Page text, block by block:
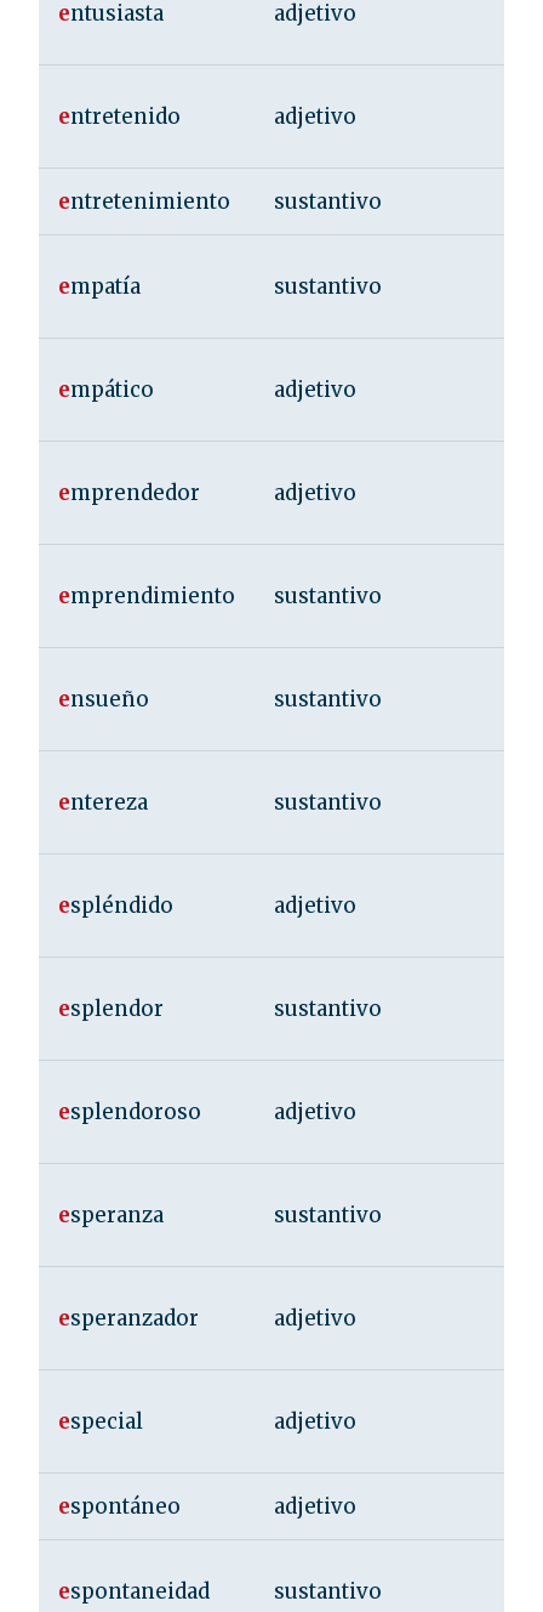
entusiasta adjetivo
entretenido adjetivo
entretenimiento sustantivo
empatía sustantivo
empático adjetivo
emprendedor adjetivo
emprendimiento sustantivo
ensueño sustantivo
entereza sustantivo
espléndido adjetivo
esplendor sustantivo
esplendoroso adjetivo
esperanza sustantivo
esperanzador adjetivo
especial adjetivo
espontáneo adjetivo
espontaneidad sustantivo